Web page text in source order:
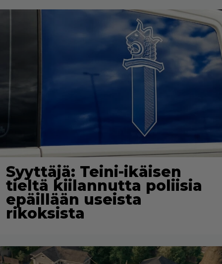
Syyttäjä: Teini-ikäisen
tieltä kiilannutta poliisia
epäillään useista
rikoksista